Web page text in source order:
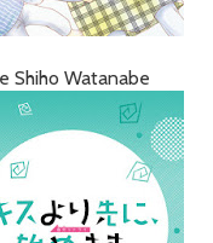
Shiho Watanabe